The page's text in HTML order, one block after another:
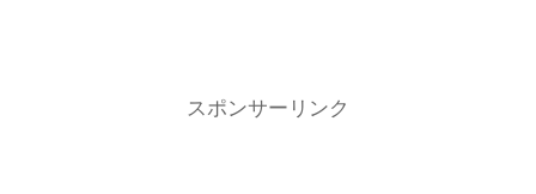
スポンサーリンク